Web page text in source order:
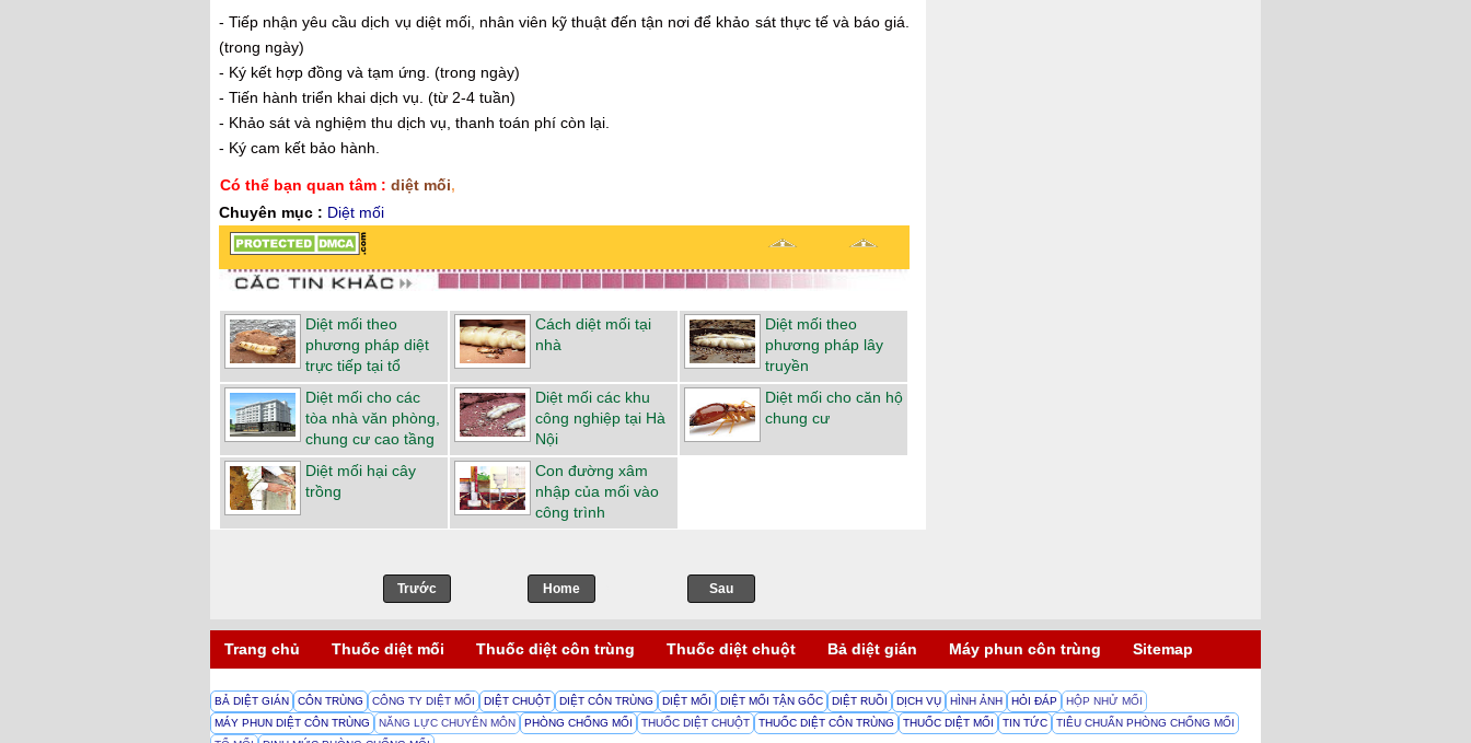
- Tiếp nhận yêu cầu dịch vụ diệt mối, nhân viên kỹ thuật đến tận nơi để khảo sát thực tế và báo giá.
(trong ngày)
- Ký kết hợp đồng và tạm ứng. (trong ngày)
- Tiến hành triển khai dịch vụ. (từ 2-4 tuần)
- Khảo sát và nghiệm thu dịch vụ, thanh toán phí còn lại.
- Ký cam kết bảo hành.
Có thể bạn quan tâm : diệt mối,
Chuyên mục : Diệt mối
Diệt mối theo
phương pháp diệt
trực tiếp tại tổ
Cách diệt mối tại
nhà
Diệt mối theo
phương pháp lây
truyền
Diệt mối cho các
tòa nhà văn phòng,
chung cư cao tầng
Diệt mối các khu
công nghiệp tại Hà
Nội
Diệt mối cho căn hộ
chung cư
Diệt mối hại cây
trồng
Con đường xâm
nhập của mối vào
công trình
Trước Sau
Home
Trang chủ Thuốc diệt mối Thuốc diệt côn trùng Thuốc diệt chuột Bả diệt gián Máy phun côn trùng Sitemap
BẢ DIỆT GIÁN CÔN TRÙNG CÔNG TY DIỆT MỐI DIỆT CHUỘT DIỆT CÔN TRÙNG DIỆT MỐI DIỆT MỐI TẬN GỐC DIỆT RUỒI DỊCH VỤ HÌNH ẢNH HỎI ĐÁP
HỘP NHỬ MỐI
MÁY PHUN DIỆT CÔN TRÙNG
NĂNG LỰC CHUYÊN MÔN PHÒNG CHỐNG MỐI THUỐC DIỆT CHUỘT THUỐC DIỆT CÔN TRÙNG THUỐC DIỆT MỐI TIN TỨC
TIÊU CHUẨN PHÒNG CHỐNG MỐI